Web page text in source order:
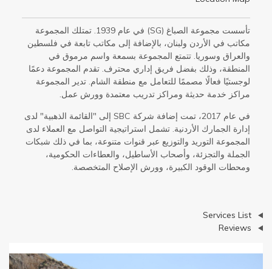
تأسست مجموعة الصباغ (SG) في عام 1939. تمتلك المجموعة
مكاتب في الأردن ولبنان، بالإضافة إلى مكاتب تابعة في فلسطين
والعراق وسوريا. تتمتع المجموعة بسمعة واسم مرموق في
المنطقة، وذلك بفضل فريق إداري محترف. تقدم المجموعة دعمًا
لوجستيًا فعالًا مصممًا للتعامل مع منطقة الشام. تدير المجموعة
مراكز خدمة حديثة ومراكز تدريب معتمدة وورش عمل.
في عام 2017، تمت إضافة شركة SBC إلى "القائمة الذهبية" لدى
إدارة الجمارك الأردنية. تشمل استراتيجية التواصل مع العملاء لدى
المجموعة التوريد والتوزيع عبر قنوات متنوعة، بما في ذلك شبكات
الجملة والتجزئة، وأصحاب الأساطيل، والعطاءات الحكومية،
ومحطات الوقود الكبيرة، وورش الإصلاح المتخصصة.
عرض
Services List
عرض
Reviews